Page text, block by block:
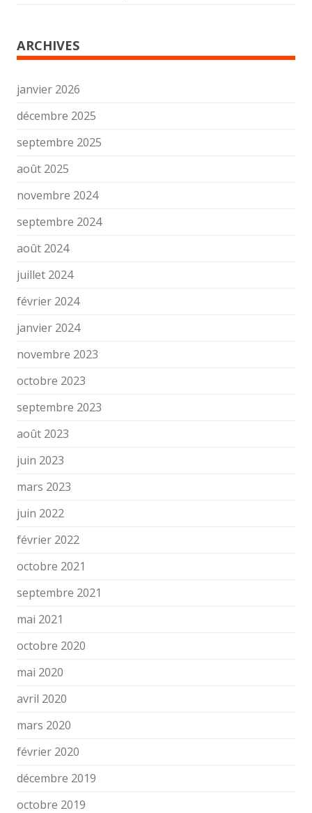
ARCHIVES
janvier 2026
décembre 2025
septembre 2025
août 2025
novembre 2024
septembre 2024
août 2024
juillet 2024
février 2024
janvier 2024
novembre 2023
octobre 2023
septembre 2023
août 2023
juin 2023
mars 2023
juin 2022
février 2022
octobre 2021
septembre 2021
mai 2021
octobre 2020
mai 2020
avril 2020
mars 2020
février 2020
décembre 2019
octobre 2019